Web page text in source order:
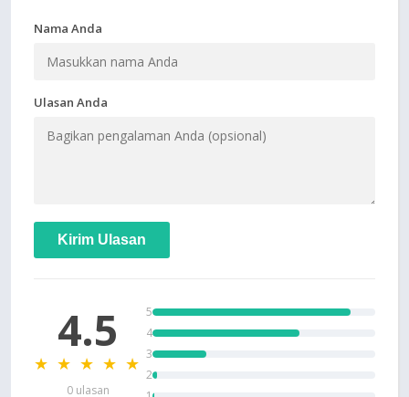
Nama Anda
Ulasan Anda
Kirim Ulasan
4.5
★ ★ ★ ★ ★
0 ulasan
5
4
3
2